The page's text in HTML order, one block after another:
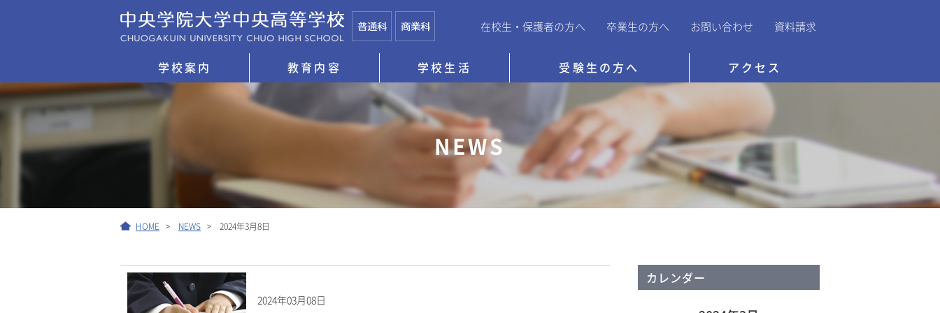
在校生・保護者の方へ 卒業生の方へ お問い合わせ 資料請求
学校案内 教育内容 学校生活 受験生の方へ アクセス
NEWS
HOME NEWS 2024年3月8日
2024年03月08日
カレンダー